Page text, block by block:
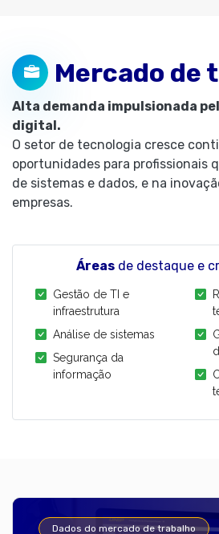
Mercado de
Alta demanda impulsionada
digital.
O setor de tecnologia cresce
oportunidades para profissionais
de sistemas e dados, e na
empresas.
Áreas de destaque e
Gestão de TI e
infraestrutura
Análise de sistemas
Segurança da
informação
Dados do mercado de trabalho